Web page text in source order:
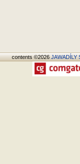
contents ©2026JAWADÍLY